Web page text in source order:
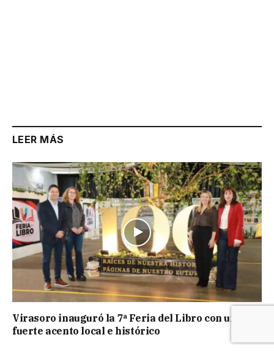
LEER MÁS
Virasoro inauguró la 7ª Feria del Libro con un
fuerte acento local e histórico